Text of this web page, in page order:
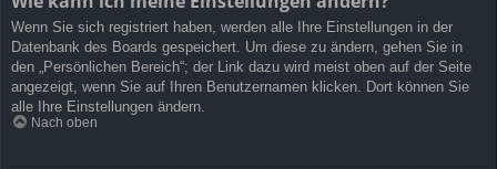
Wenn Sie sich registriert haben, werden alle Ihre Einstellungen in der
Datenbank des Boards gespeichert. Um diese zu ändern, gehen Sie in
den „Persönlichen Bereich“; der Link dazu wird meist oben auf der Seite
angezeigt, wenn Sie auf Ihren Benutzernamen klicken. Dort können Sie
alle Ihre Einstellungen ändern.
Nach oben